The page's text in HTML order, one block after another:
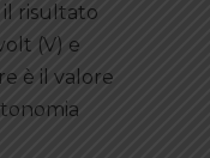
il risultato
(V) e
è il valore